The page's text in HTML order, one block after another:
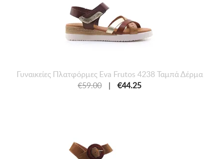
Γυναικείες Πλατφόρμες Eva Frutos 4238 Ταμπά Δέρμα
€59.00
| €44.25